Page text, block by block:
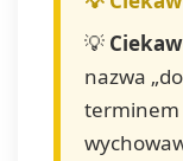
💡
nazwa
terminem